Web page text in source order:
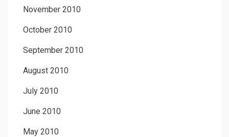
November 2010
October 2010
September 2010
August 2010
July 2010
June 2010
May 2010